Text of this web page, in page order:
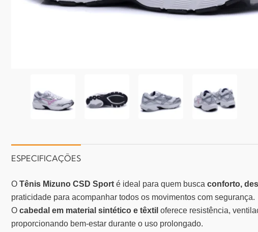
ESPECIFICAÇÕES
O Tênis Mizuno CSD Sport é ideal para quem busca conforto,
praticidade para acompanhar todos os movimentos com segurança.
O cabedal em material sintético e têxtil oferece resistência,
proporcionando bem-estar durante o uso prolongado.